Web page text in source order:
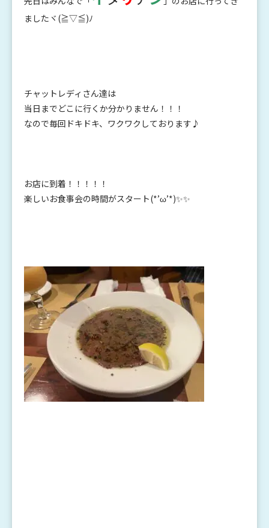
ましたヾ(≧▽≦)ﾉ
チャットレディさん達は
当日までどこに行くか分かりません！！！
なので毎回ドキドキ、ワクワクしております♪
お店に到着！！！！！
楽しいお食事会の時間がスタート(*’ω’*)✨✨